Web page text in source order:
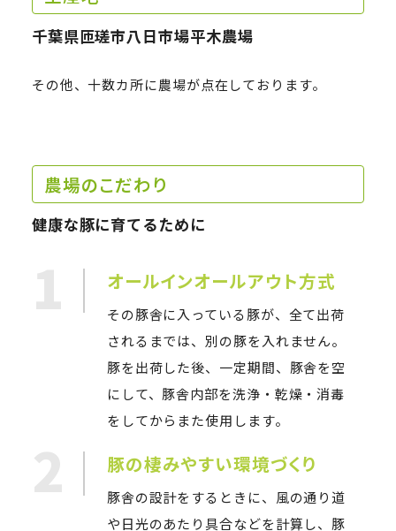
千葉県匝瑳市八日市場平木農場
その他、十数カ所に農場が点在しております。
農場のこだわり
健康な豚に育てるために
1 オールインオールアウト方式
その豚舎に入っている豚が、全て出荷
されるまでは、別の豚を入れません。
豚を出荷した後、一定期間、豚舎を空
にして、豚舎内部を洗浄・乾燥・消毒
をしてからまた使用します。
2 豚の棲みやすい環境づくり
豚舎の設計をするときに、風の通り道
や日光のあたり具合などを計算し、豚